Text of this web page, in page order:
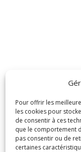
Pour offrir les
les cookies pour
de consentir à ces
que le comportement
pas consentir ou de
certaines